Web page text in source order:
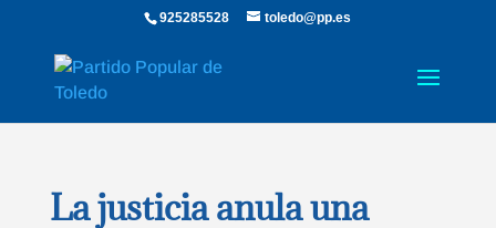
925285528 toledo@pp.es
La justicia anula una